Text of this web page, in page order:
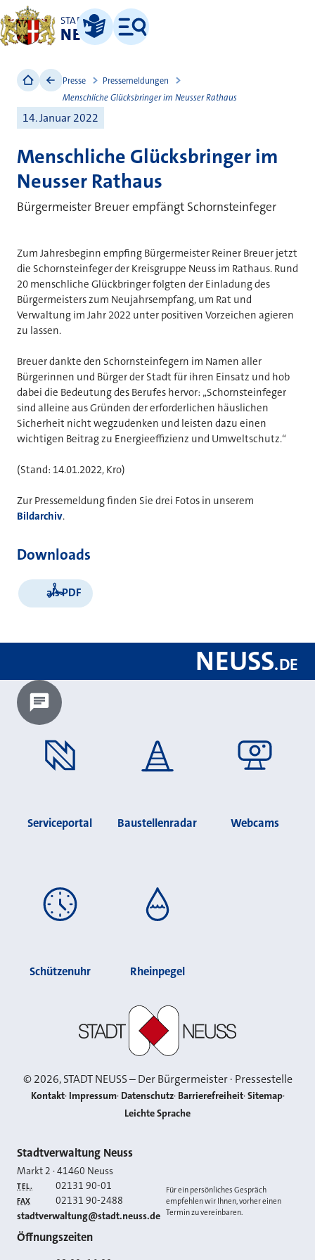
STADT
NEUSS
Leichte Sprache
Menü
Presse
Pressemeldungen
Menschliche Glücksbringer im Neusser Rathaus
14. Januar 2022
Menschliche Glücksbringer im
Neusser Rathaus
Bürgermeister Breuer empfängt Schornsteinfeger
Zum Jahresbeginn empfing Bürgermeister Reiner Breuer jetzt
die Schornsteinfeger der Kreisgruppe Neuss im Rathaus. Rund
20 menschliche Glückbringer folgten der Einladung des
Bürgermeisters zum Neujahrsempfang, um Rat und
Verwaltung im Jahr 2022 unter positiven Vorzeichen agieren
zu lassen.
Breuer dankte den Schornsteinfegern im Namen aller
Bürgerinnen und Bürger der Stadt für ihren Einsatz und hob
dabei die Bedeutung des Berufes hervor: „Schornsteinfeger
sind alleine aus Gründen der erforderlichen häuslichen
Sicherheit nicht wegzudenken und leisten dazu einen
wichtigen Beitrag zu Energieeffizienz und Umweltschutz.“
(Stand: 14.01.2022, Kro)
Zur Pressemeldung finden Sie drei Fotos in unserem
Bildarchiv.
Downloads
als PDF
NEUSS.DE
Chatbot laden?
Serviceportal Baustellenradar Webcams
Schützenuhr Rheinpegel
©2026, STADT NEUSS – Der Bürgermeister · Pressestelle
Kontakt Impressum Datenschutz Barrierefreiheit Sitemap
Leichte Sprache
Kontakt
Stadtverwaltung Neuss
Markt 2 ·41460 Neuss
TEL. 02131 90-01
FAX 02131 90-2488
E-MAIL
stadtverwaltung@stadt.neuss.de
Für ein persönliches Gespräch
empfehlen wir Ihnen, vorher einen
Termin zu vereinbaren.
Öffnungszeiten